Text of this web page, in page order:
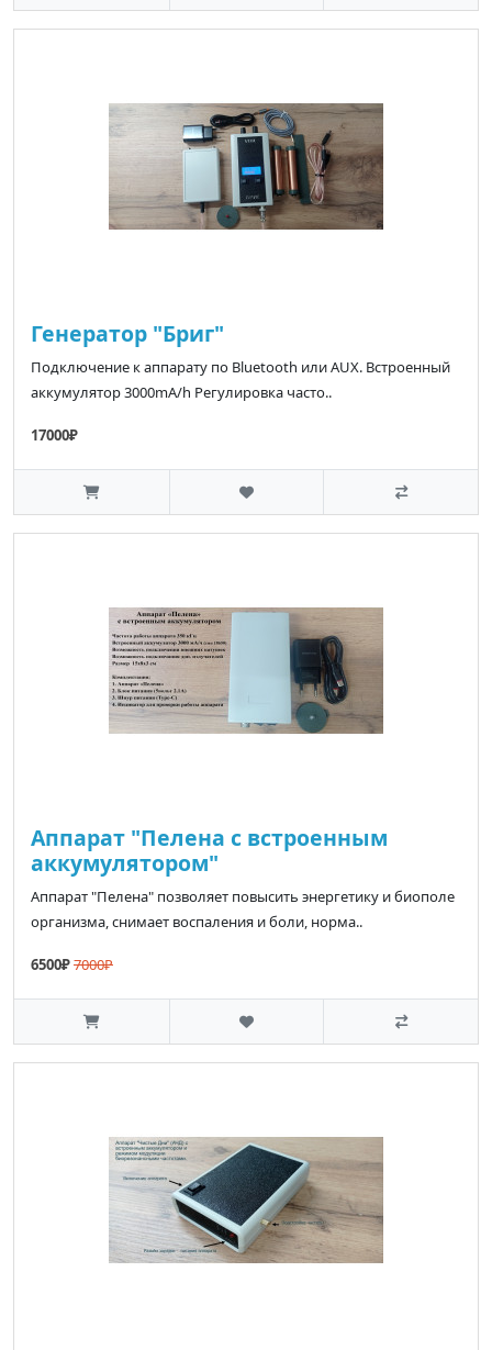
Генератор "Бриг"
Подключение к аппарату по Bluetooth или AUX. Встроенный
аккумулятор 3000mA/h Регулировка часто..
17000₽
Аппарат "Пелена с встроенным
аккумулятором"
Аппарат "Пелена" позволяет повысить энергетику и биополе
организма, снимает воспаления и боли, норма..
6500₽7000₽